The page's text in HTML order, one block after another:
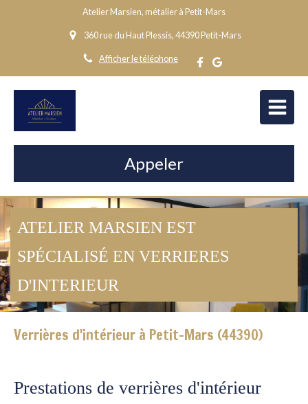
Atelier Marsien, métalier à Petit-Mars
360 rue du Haut Plessis, 44390 Petit-Mars
Afficher le téléphone
Appeler
ATELIER MARSIEN EST
SPÉCIALISÉ EN VERRIERES
D'INTERIEUR
Verrières d'intérieur à Petit-Mars (44390)
Prestations de verrières d'intérieur